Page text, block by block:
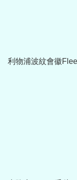
利物浦波紋會徽